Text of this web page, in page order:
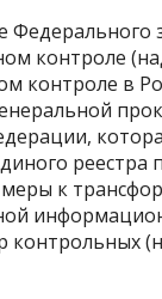
Федерального
контроле
контроле в
реестра
к
контрольных